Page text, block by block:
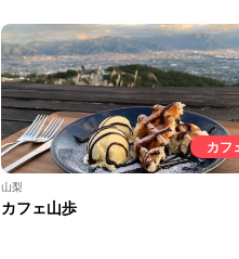
カフ
山梨
カフェ山歩